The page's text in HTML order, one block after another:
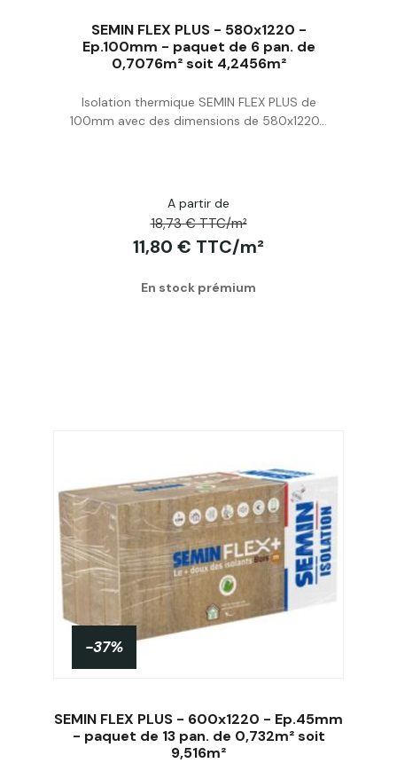
SEMIN FLEX PLUS - 580x1220 -
Ep.100mm - paquet de 6 pan. de
0,7076m² soit 4,2456m²
Isolation thermique SEMIN FLEX PLUS de
100mm avec des dimensions de 580x1220...
A partir de
18,73 € TTC/m²
11,80 € TTC/m²
En stock prémium
-37%
SEMIN FLEX PLUS - 600x1220 - Ep.45mm
- paquet de 13 pan. de 0,732m² soit
9,516m²